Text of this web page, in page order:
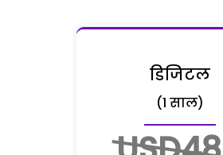
डिजिटल
(1 साल)